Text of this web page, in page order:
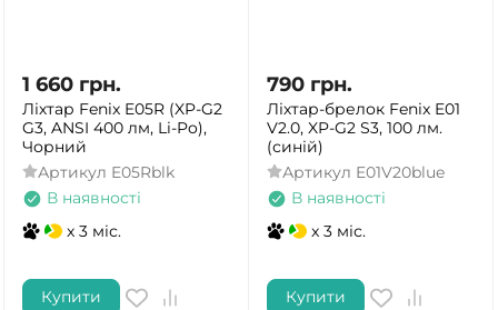
1 660 грн.
Ліхтар Fenix E05R (XP-G2
G3, ANSI 400 лм, Li-Po),
Чорний
Артикул E05Rblk
В наявності
x 3 міс.
Купити
790 грн.
Ліхтар-брелок Fenix E01
V2.0, XP-G2 S3, 100 лм.
(синій)
Артикул E01V20blue
В наявності
x 3 міс.
Купити